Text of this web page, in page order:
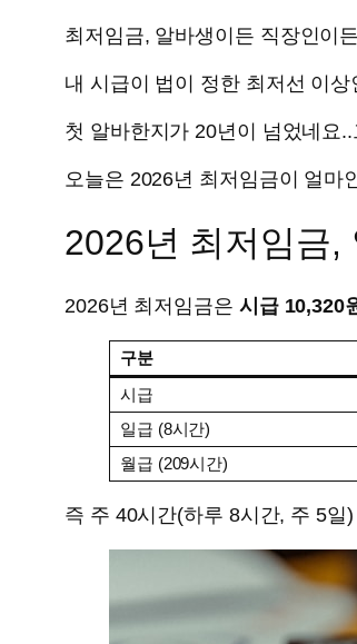
최저임금, 알바생이든 직장인이
내 시급이 법이 정한 최저선 이
첫 알바한지가 20년이 넘었네요
오늘은 2026년 최저임금이 얼마
2026년 최저임금,
2026년 최저임금은 시급 10,320
구분
시급
일급 (8시간)
월급 (209시간)
즉 주 40시간(하루 8시간, 주 5일